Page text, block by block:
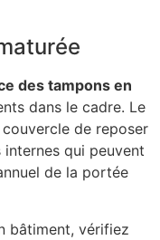
des tampons en
dans le cadre. Le
de reposer
qui peuvent
de la portée
bâtiment, vérifiez